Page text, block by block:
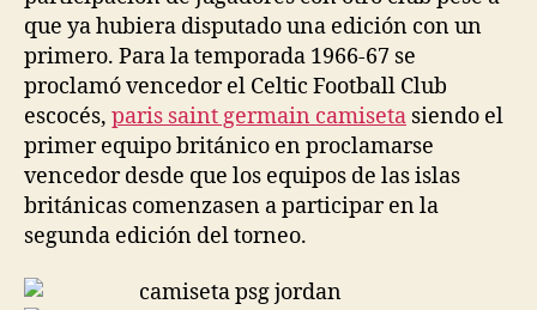
que ya hubiera disputado una edición con un
primero. Para la temporada 1966-67 se
proclamó vencedor el Celtic Football Club
escocés, paris saint germain camiseta siendo el
primer equipo británico en proclamarse
vencedor desde que los equipos de las islas
británicas comenzasen a participar en la
segunda edición del torneo.